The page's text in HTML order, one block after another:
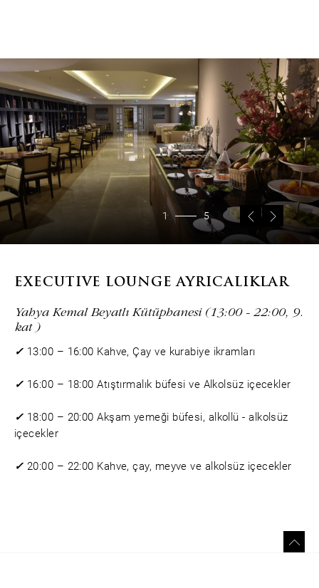
1 5
EXECUTIVE LOUNGE AYRICALIKLAR
Yahya Kemal Beyatlı Kütüphanesi (13:00 - 22:00, 9.
kat )
✓ 13:00 – 16:00 Kahve, Çay ve kurabiye ikramları
✓ 16:00 – 18:00 Atıştırmalık büfesi ve Alkolsüz içecekler
✓ 18:00 – 20:00 Akşam yemeği büfesi, alkollü - alkolsüz
içecekler
✓ 20:00 – 22:00 Kahve, çay, meyve ve alkolsüz içecekler